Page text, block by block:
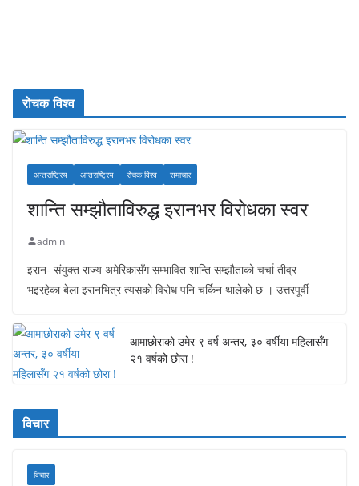
रोचक विश्व
अन्तराष्ट्रिय अन्तराष्ट्रिय रोचक विश्व समाचार
शान्ति सम्झौताविरुद्ध इरानभर विरोधका स्वर
admin
इरान- संयुक्त राज्य अमेरिकासँग सम्भावित शान्ति सम्झौताको चर्चा तीव्र
भइरहेका बेला इरानभित्र त्यसको विरोध पनि चर्किन थालेको छ । उत्तरपूर्वी
आमाछोराको उमेर ९ वर्ष अन्तर, ३० वर्षीया महिलासँग
२१ वर्षको छोरा !
विचार
विचार